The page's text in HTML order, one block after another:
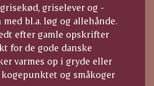
griselever og -
bl.a. løg og allehånde.
efter gamle opskrifter
for de gode danske
varmes op i gryde eller
og småkoger